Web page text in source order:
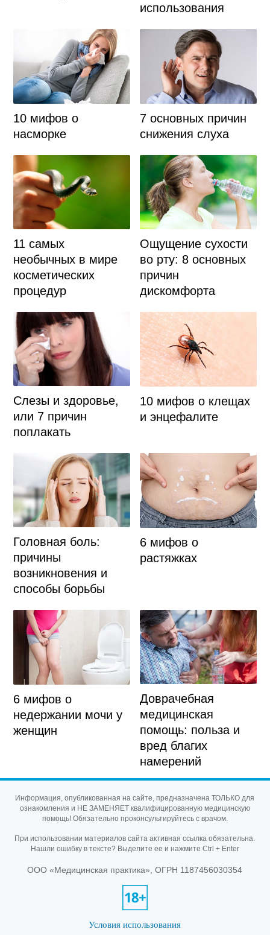
использования
10 мифов о
насморке
7 основных причин
снижения слуха
11 самых
необычных в мире
косметических
процедур
Ощущение сухости
во рту: 8 основных
причин
дискомфорта
Слезы и здоровье,
или 7 причин
поплакать
10 мифов о клещах
и энцефалите
Головная боль:
причины
возникновения и
способы борьбы
6 мифов о
растяжках
6 мифов о
недержании мочи у
женщин
Доврачебная
медицинская
помощь: польза и
вред благих
намерений
Информация, опубликованная на сайте, предназначена ТОЛЬКО для
ознакомления и НЕ ЗАМЕНЯЕТ квалифицированную медицинскую
помощь! Обязательно проконсультируйтесь с врачом.
При использовании материалов сайта активная ссылка обязательна.
Нашли ошибку в тексте? Выделите ее и нажмите Ctrl + Enter
ООО «Медицинская практика», ОГРН 1187456030354
Условия использования